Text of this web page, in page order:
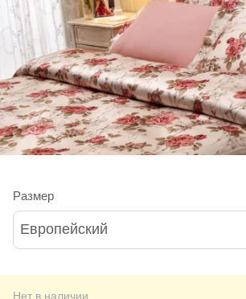
Размер
Европейский
Нет в наличии